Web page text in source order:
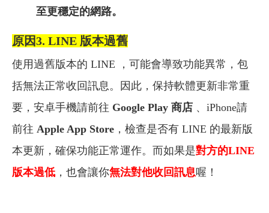
至更穩定的網路。
原因3. LINE 版本過舊
使用過舊版本的 LINE ，可能會導致功能異常，包
括無法正常收回訊息。因此，保持軟體更新非常重
要，安卓手機請前往 Google Play 商店 、iPhone請
前往 Apple App Store ，檢查是否有 LINE 的最新版
本更新，確保功能正常運作。而如果是對方的LINE
版本過低 ，也會讓你無法對他收回訊息喔！